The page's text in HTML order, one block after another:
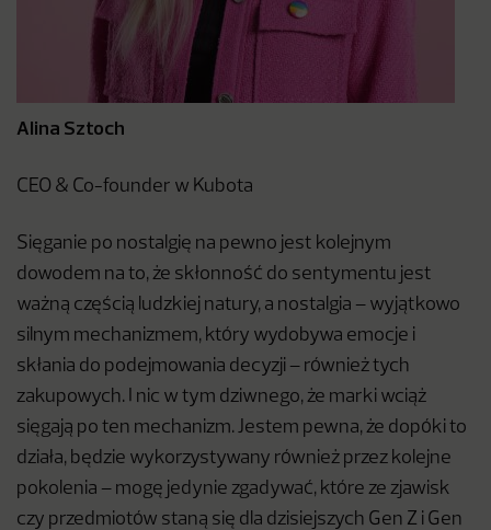
Alina Sztoch
CEO & Co-founder w Kubota
Sięganie po nostalgię na pewno jest kolejnym
dowodem na to, że skłonność do sentymentu jest
ważną częścią ludzkiej natury, a nostalgia – wyjątkowo
silnym mechanizmem, który wydobywa emocje i
skłania do podejmowania decyzji – również tych
zakupowych. I nic w tym dziwnego, że marki wciąż
sięgają po ten mechanizm. Jestem pewna, że dopóki to
działa, będzie wykorzystywany również przez kolejne
pokolenia – mogę jedynie zgadywać, które ze zjawisk
czy przedmiotów staną się dla dzisiejszych Gen Z i Gen